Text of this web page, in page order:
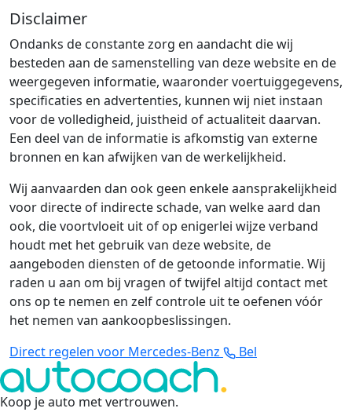
Disclaimer
Ondanks de constante zorg en aandacht die wij
besteden aan de samenstelling van deze website en de
weergegeven informatie, waaronder voertuiggegevens,
specificaties en advertenties, kunnen wij niet instaan
voor de volledigheid, juistheid of actualiteit daarvan.
Een deel van de informatie is afkomstig van externe
bronnen en kan afwijken van de werkelijkheid.
Wij aanvaarden dan ook geen enkele aansprakelijkheid
voor directe of indirecte schade, van welke aard dan
ook, die voortvloeit uit of op enigerlei wijze verband
houdt met het gebruik van deze website, de
aangeboden diensten of de getoonde informatie. Wij
raden u aan om bij vragen of twijfel altijd contact met
ons op te nemen en zelf controle uit te oefenen vóór
het nemen van aankoopbeslissingen.
Direct regelen voor Mercedes-Benz
Bel
Koop je auto met vertrouwen.